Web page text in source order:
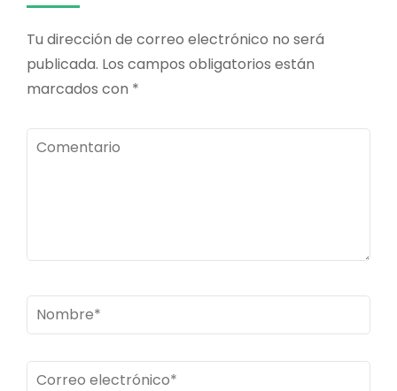
Tu dirección de correo electrónico no será
publicada. Los campos obligatorios están
marcados con *
Comentario
Nombre*
Correo